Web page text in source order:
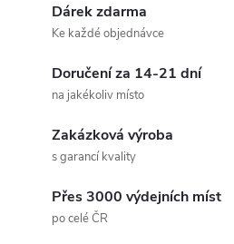
Dárek zdarma
Ke každé objednávce
Doručení za 14-21 dní
na jakékoliv místo
Zakázková výroba
s garancí kvality
Přes 3000 výdejních míst
po celé ČR